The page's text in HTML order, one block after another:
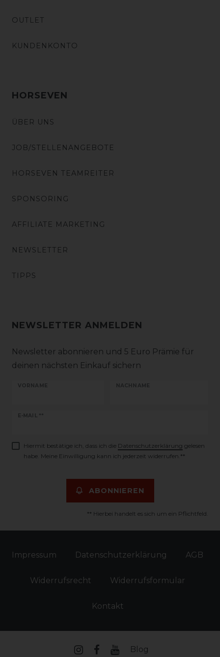
OUTLET
KUNDENKONTO
HORSEVEN
ÜBER UNS
JOB/STELLENANGEBOTE
HORSEVEN TEAMREITER
SPONSORING
AFFILIATE MARKETING
NEWSLETTER
TIPPS
NEWSLETTER ANMELDEN
Newsletter abonnieren und 5 Euro Prämie für
deinen nächsten Einkauf sichern
VORNAME NACHNAME
E-MAIL **
Newsletter
Hiermit bestätige ich, dass ich die Daten­schutz­erklärung gelesen
habe. Meine Einwilligung kann ich jederzeit widerrufen.**
ABONNIEREN
** Hierbei handelt es sich um ein Pflichtfeld.
Impressum Daten­schutz­erklärung AGB
Widerrufs­recht Widerrufs­formular
Kontakt
Blog